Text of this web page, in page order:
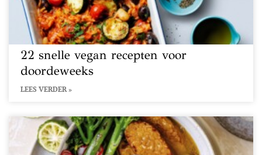
22 snelle vegan recepten voor
doordeweeks
LEES VERDER »